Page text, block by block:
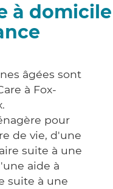
à domicile
âgées sont
à Fox-
pour
de vie, d'une
suite à une
aide à
suite à une